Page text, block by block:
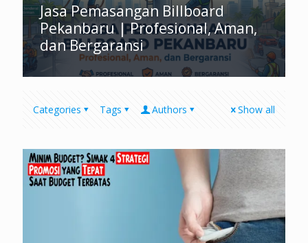
Jasa Pemasangan Billboard
Pekanbaru | Profesional, Aman,
dan Bergaransi
Categories Tags Authors Show all